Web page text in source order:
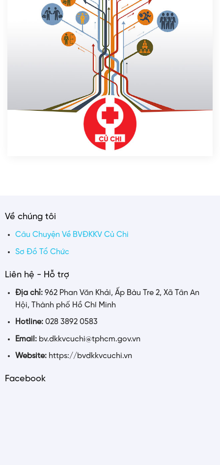
Về chúng tôi
Câu Chuyện Về BVĐKKV Củ Chi
Sơ Đồ Tổ Chức
Liên hệ - Hỗ trợ
Địa chỉ:962 Phan Văn Khải, Ấp Bàu Tre 2, Xã Tân An
Hội, Thành phố Hồ Chí Minh
Hotline: 028 3892 0583
Email:bv.dkkvcuchi@tphcm.gov.vn
Website:https://bvdkkvcuchi.vn
Facebook